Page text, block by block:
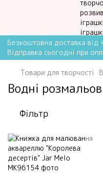
Безкоштовна доставка від
Відправка сьогодні при
Товари для творчості
Водні
Фільтр